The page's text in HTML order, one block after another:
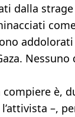
dalla
è,
–,